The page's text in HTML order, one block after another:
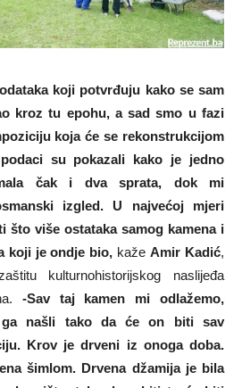
koji potvrđuju kako se sam
kroz tu epohu, a sad smo u fazi
koja će se rekonstrukcijom
su pokazali kako je jedno
čak i dva sprata, dok mi
izgled. U najvećoj mjeri
što više ostataka samog kamena i
koji je ondje bio, kažeAmir Kadić,
kulturnohistorijskog naslijeđa
-Sav taj kamen mi odlažemo,
ga našli tako da će on biti sav
Krov je drveni iz onoga doba.
šimlom. Drvena džamija je bila